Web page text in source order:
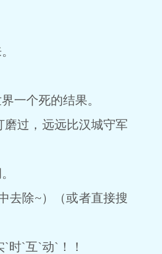
个死的结果。
过，远远比汉城守军
除~）（或者直接搜
`互`动`！！